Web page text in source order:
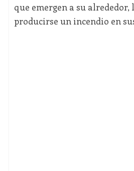
que emergen a su
producirse un incendio en